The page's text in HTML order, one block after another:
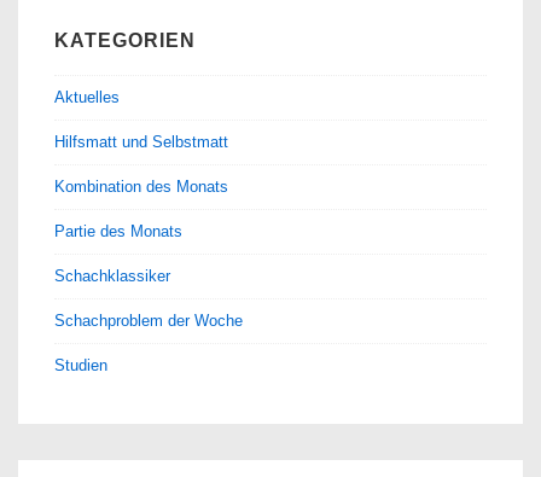
KATEGORIEN
Aktuelles
Hilfsmatt und Selbstmatt
Kombination des Monats
Partie des Monats
Schachklassiker
Schachproblem der Woche
Studien